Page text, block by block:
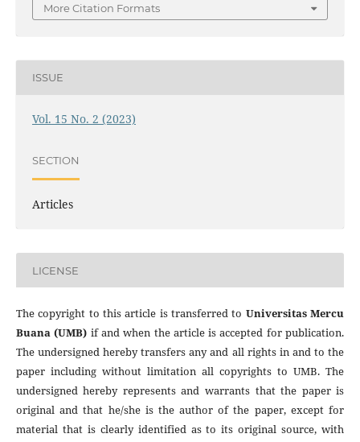
More Citation Formats
ISSUE
Vol. 15 No. 2 (2023)
SECTION
Articles
LICENSE
The copyright to this article is transferred to Universitas Mercu
Buana (UMB) if and when the article is accepted for publication.
The undersigned hereby transfers any and all rights in and to the
paper including without limitation all copyrights to UMB. The
undersigned hereby represents and warrants that the paper is
original and that he/she is the author of the paper, except for
material that is clearly identified as to its original source, with